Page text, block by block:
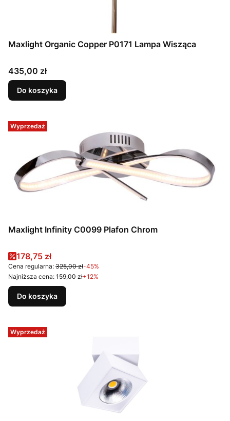
Maxlight Organic Copper P0171 Lampa Wisząca
Cena
435,00 zł
Do koszyka
Wyprzedaż
Maxlight Infinity C0099 Plafon Chrom
Cena promocyjna
178,75 zł
Cena regularna: 325,00 zł-45%
Najniższa cena: 159,00 zł+12%
Do koszyka
Wyprzedaż